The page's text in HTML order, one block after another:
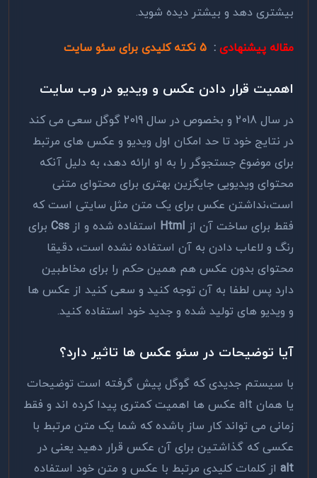
بیشتری دهد و بیشتر دیده شوید.
مقاله پیشنهادی : 5 نکته کلیدی برای سئو سایت
اهمیت قرار دادن عکس و ویدیو در وب سایت
در سال 2018 و بخصوص در سال 2019 گوگل سعی می کند
در نتایج خود تا حد امکان اول ویدیو و عکس های مرتبط
برای موضوع جستجوگر را به او ارائه دهد، به دلیل آنکه
محتوای ویدیویی جایگزین بهتری برای محتوای متنی
است،نداشتن عکس برای یک متن مثل سایتی است که
فقط برای ساخت آن از Html استفاده شده و از Css برای
رنگ و لاعاب دادن به آن استفاده نشده است، دقیقا
محتوای بدون عکس هم همین حکم را برای مخاطبین
دارد پس لطفا به آن توجه کنید و سعی کنید از عکس ها
و ویدیو های تولید شده و جدید خود استفاده کنید.
آیا توضیحات در سئو عکس ها تاثیر دارد؟
با سیستم جدیدی که گوگل پیش گرفته است توضیحات
یا همان alt عکس ها اهمیت کمتری پیدا کرده اند و فقط
زمانی می تواند کار ساز باشده که شما یک متن مرتبط با
عکسی که گذاشتین برای آن عکس قرار دهید یعنی در
alt از کلمات کلیدی مرتبط با عکس و متن خود استفاده